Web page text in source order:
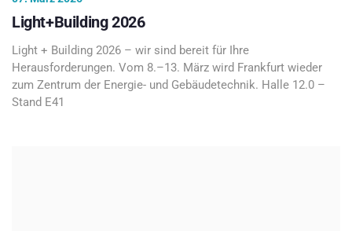
Light+Building 2026
Light + Building 2026 – wir sind bereit für Ihre
Herausforderungen. Vom 8.–13. März wird Frankfurt wieder
zum Zentrum der Energie- und Gebäudetechnik. Halle 12.0 –
Stand E41